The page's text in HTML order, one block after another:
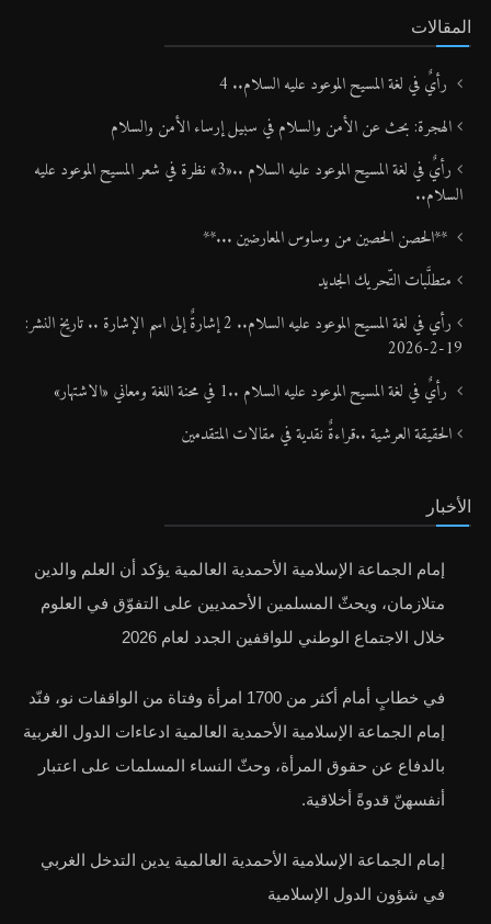
المقالات
رأيٌ في لغة المسيح الموعود عليه السلام.. 4
الهجرة: بحث عن الأمن والسلام في سبيل إرساء الأمن والسلام
رأيٌ في لغة المسيح الموعود عليه السلام ..«3» نظرة في شعر المسيح الموعود عليه
السلام..
**الحصن الحصين من وساوس المعارضين ...**
متطلَّبات التّحريك الجديد
رأي في لغة المسيح الموعود عليه السلام.. 2 إشارةٌ إلى اسم الإشارة .. تاريخ النشر:
19-2-2026
رأيٌ في لغة المسيح الموعود عليه السلام ..1 في محنة اللغة ومعاني «الاشتهار»
الحقيقة العرشية ..قراءةٌ نقدية في مقالات المتقدمين
الأخبار
إمام الجماعة الإسلامية الأحمدية العالمية يؤكد أن العلم والدين
متلازمان، ويحثّ المسلمين الأحمديين على التفوّق في العلوم
خلال الاجتماع الوطني للواقفين الجدد لعام 2026
في خطابٍ أمام أكثر من 1700 امرأة وفتاة من الواقفات نو، فنّد
إمام الجماعة الإسلامية الأحمدية العالمية ادعاءات الدول الغربية
بالدفاع عن حقوق المرأة، وحثّ النساء المسلمات على اعتبار
أنفسهنّ قدوةً أخلاقية.
إمام الجماعة الإسلامية الأحمدية العالمية يدين التدخل الغربي
في شؤون الدول الإسلامية